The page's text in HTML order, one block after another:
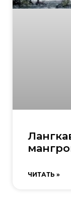
ЧИТАТЬ »